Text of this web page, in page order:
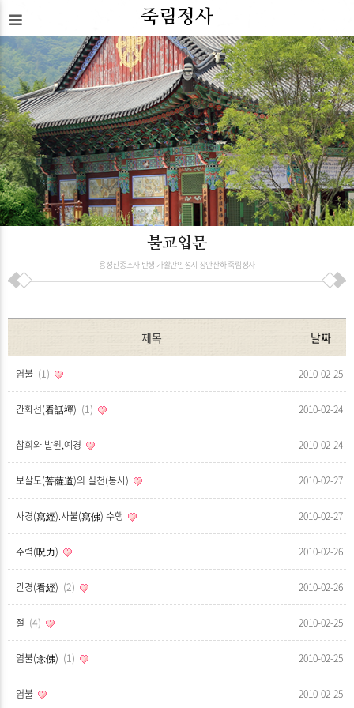
죽림정사
불교입문
용성진종조사 탄생 가활만인성지 장안산하 죽림정사
제목 날짜
염불 1 2010-02-25
간화선(看話禪) 1 2010-02-24
참회와 발원,예경 2010-02-24
보살도(菩薩道)의 실천(봉사) 2010-02-27
사경(寫經).사불(寫佛) 수행 2010-02-27
주력(呪力) 2010-02-26
간경(看經) 2 2010-02-26
절 4 2010-02-25
염불(念佛) 1 2010-02-25
염불 2010-02-25